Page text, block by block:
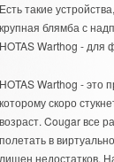
такие
блямба с
Warthog - для
Warthog - это
скоро
Cougar все
в
недостатков.